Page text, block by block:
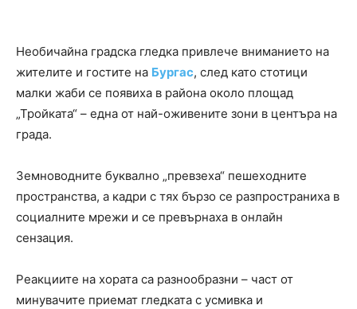
Необичайна градска гледка привлече вниманието на
жителите и гостите на Бургас, след като стотици
малки жаби се появиха в района около площад
„Тройката“ – една от най-оживените зони в центъра на
града.
Земноводните буквално „превзеха“ пешеходните
пространства, а кадри с тях бързо се разпространиха в
социалните мрежи и се превърнаха в онлайн
сензация.
Реакциите на хората са разнообразни – част от
минувачите приемат гледката с усмивка и